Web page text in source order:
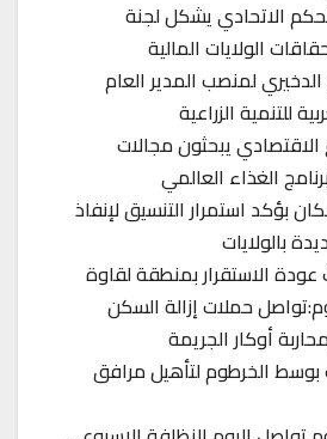
الاتحادي يشكل لجنة
الولايات المالية
لمنصب المدير العام
للتنمية الزراعية
الاقتصادي يبحثون مجالات
الغذاء العالمي
بؤكد استمرار التنسيق لإنفاذ
بالولايات
عودة الاستقرار بمنطقة لقاوة
حملات إزالة السكن
أوكار الجريمة
الخرطوم لتأهيل مرافق